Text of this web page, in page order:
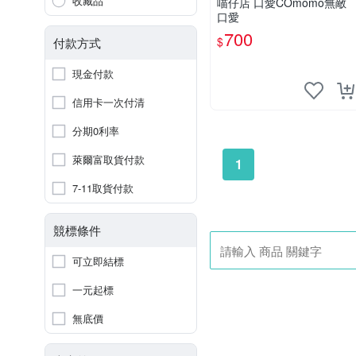
付款方式
現金付款
信用卡一次付清
分期0利率
萊爾富取貨付款
7-11取貨付款
競標條件
可立即結標
一元起標
無底價
口愛
$700
1